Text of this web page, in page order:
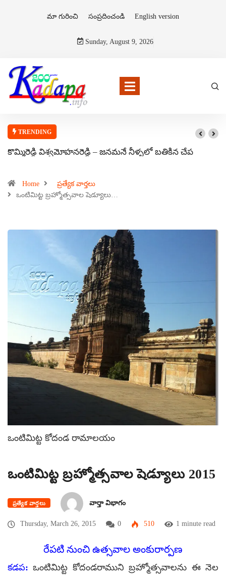
మా గురించి సంప్రదించండి English version
Sunday, August 9, 2026
TRENDING
కొమ్మిరెడ్డి విశ్వమోహనరెడ్డి – జనమనే నీళ్ళలో బతికిన చేప
Home
ప్రత్యేక వార్తలు
ఒంటిమిట్ట బ్రహ్మోత్సవాల షెడ్యూలు…
ఒంటిమిట్ట కోదండ రామాలయం
ఒంటిమిట్ట బ్రహ్మోత్సవాల షెడ్యూలు 2015
ప్రత్యేక వార్తలు వార్తా విభాగం
Thursday, March 26, 2015 0 510 1 minute read
రేపటి నుంచి ఉత్సవాల అంకురార్పణ
కడప: ఒంటిమిట్ట కోదండరాముని బ్రహ్మోత్సవాలను ఈ నెల